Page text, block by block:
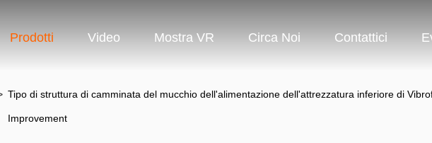
Prodotti Video Mostra VR Circa Noi Contattici
Tipo di struttura di camminata del mucchio dell'alimentazione dell'attrezzatura inferiore di
Improvement